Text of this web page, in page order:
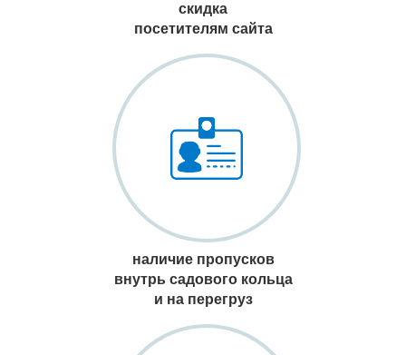
скидка
посетителям сайта
наличие пропусков
внутрь садового кольца
и на перегруз